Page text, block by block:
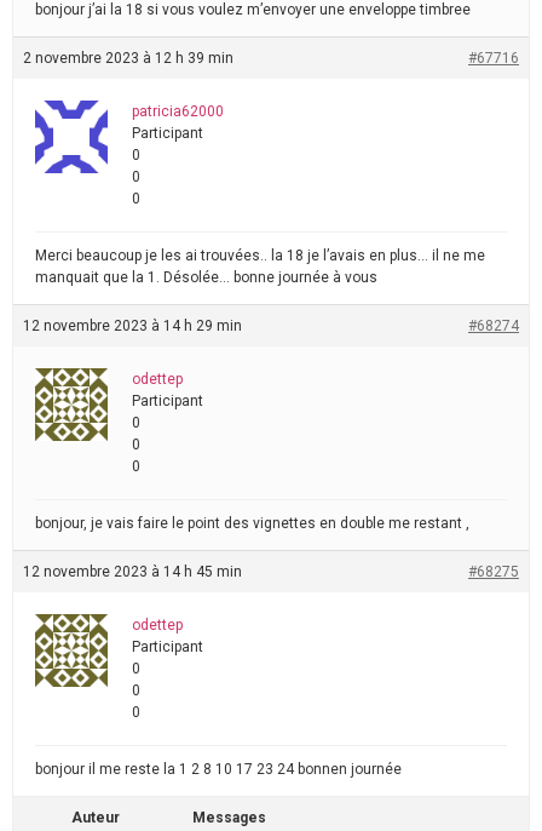
bonjour j’ai la 18 si vous voulez m’envoyer une enveloppe timbree
2 novembre 2023 à 12 h 39 min #67716
patricia62000
Participant
0
0
0
Merci beaucoup je les ai trouvées.. la 18 je l’avais en plus… il ne me
manquait que la 1. Désolée… bonne journée à vous
12 novembre 2023 à 14 h 29 min #68274
odettep
Participant
0
0
0
bonjour, je vais faire le point des vignettes en double me restant ,
12 novembre 2023 à 14 h 45 min #68275
odettep
Participant
0
0
0
bonjour il me reste la 1 2 8 10 17 23 24 bonnen journée
Auteur Messages